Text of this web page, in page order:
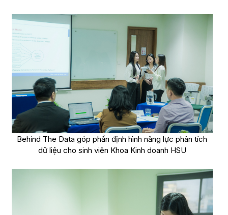
Behind The Data góp phần định hình năng lực phân tích
dữ liệu cho sinh viên Khoa Kinh doanh HSU